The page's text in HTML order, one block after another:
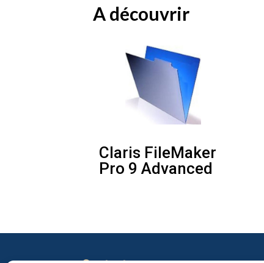
A découvrir
Claris FileMaker
Pro 9 Advanced